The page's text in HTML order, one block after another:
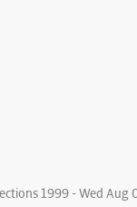
1999 - Wed Aug